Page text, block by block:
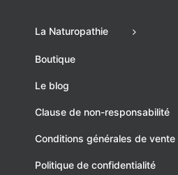
La Naturopathie
Boutique
Le blog
Clause de non-responsabilité
Conditions générales de vente
Politique de confidentialité